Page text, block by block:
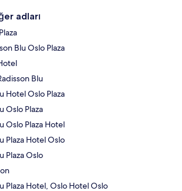
adları
Blu Oslo Plaza
Blu
Hotel Oslo Plaza
Oslo Plaza
Oslo Plaza Hotel
Plaza Hotel Oslo
Plaza Oslo
Plaza Hotel, Oslo Hotel Oslo